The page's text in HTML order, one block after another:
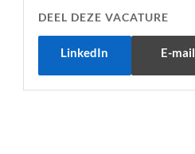
DEEL DEZE VACATURE
LinkedIn E-mail